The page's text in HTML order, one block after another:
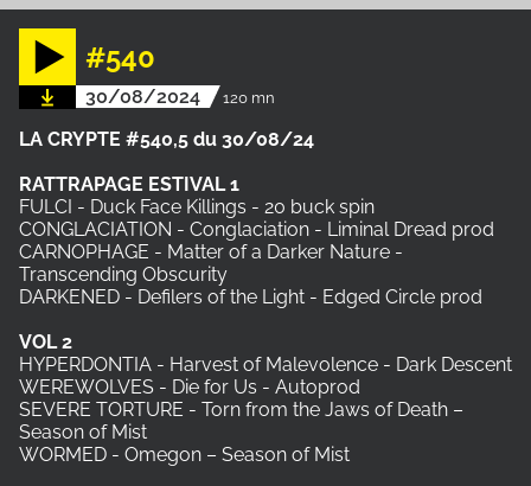
#540
30/08/2024 120 mn
LA CRYPTE #540,5 du 30/08/24
RATTRAPAGE ESTIVAL 1
FULCI - Duck Face Killings - 20 buck spin
CONGLACIATION - Conglaciation - Liminal Dread prod
CARNOPHAGE - Matter of a Darker Nature -
Transcending Obscurity
DARKENED - Defilers of the Light - Edged Circle prod
VOL 2
HYPERDONTIA - Harvest of Malevolence - Dark Descent
WEREWOLVES - Die for Us - Autoprod
SEVERE TORTURE - Torn from the Jaws of Death –
Season of Mist
WORMED - Omegon – Season of Mist